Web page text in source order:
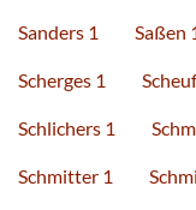
Sanders 1 Saßen
Scherges 1
Schlichers 1
Schmitter 1